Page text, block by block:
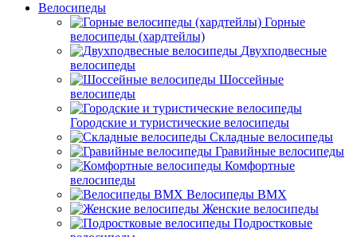
Велосипеды
Горные
велосипеды (хардтейлы)
Двухподвесные
велосипеды
Шоссейные
велосипеды
Городские и туристические велосипеды
Складные велосипеды
Гравийные велосипеды
Комфортные
велосипеды
Велосипеды BMX
Женские велосипеды
Подростковые